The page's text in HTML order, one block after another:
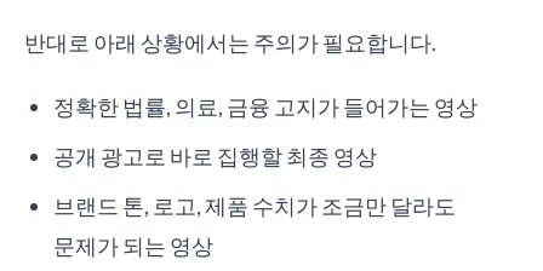
반대로 아래 상황에서는 주의가 필요합니다.
정확한 법률, 의료, 금융 고지가 들어가는 영상
공개 광고로 바로 집행할 최종 영상
브랜드 톤, 로고, 제품 수치가 조금만 달라도
문제가 되는 영상